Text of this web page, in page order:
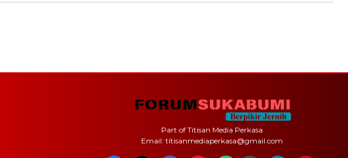
Part of Titisan Media Perkasa
Email: titisanmediaperkasa@gmail.com